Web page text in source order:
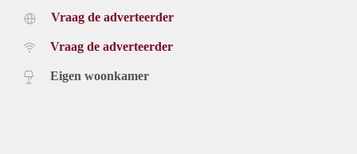
Vraag de adverteerder
Vraag de adverteerder
Eigen woonkamer